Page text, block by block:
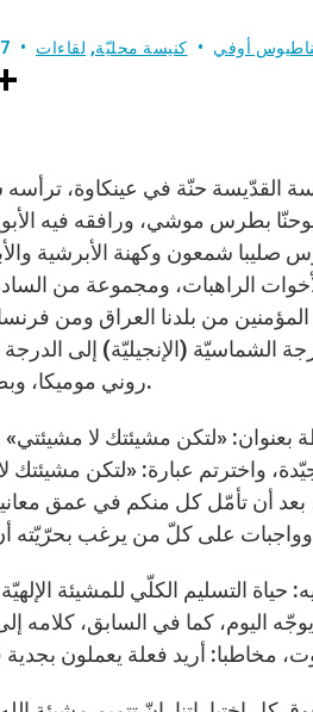
أوفي كنيسة محليّة, لقاءات
قدّاس احتفاليّ في كنيسة القدّيسة حنّة في
بطرس موشي، ورافقه فيه
صليبا شمعون وكهنة الأبرشية
الراهبات، ومجموعة من
من بلدنا العراق ومن
الشماسيّة (الإنجيليّة) إلى
روني موميكا، وبطرس قابّو وعماد عناي.
«لتكن مشيئتك لا مشيئتي»
واخترتم عبارة: «لتكن مشيئتك
أن تأمّل كل منكم في عمق
التسليم الكلّي للمشيئة
اليوم، كما في السابق، كلامه